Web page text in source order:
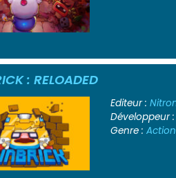
: RELOADED
Editeur :
Développeur :
Genre : Action